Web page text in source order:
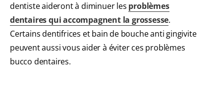
dentiste aideront à diminuer les problèmes
dentaires qui accompagnent la grossesse.
Certains dentifrices et bain de bouche anti gingivite
peuvent aussi vous aider à éviter ces problèmes
bucco dentaires.